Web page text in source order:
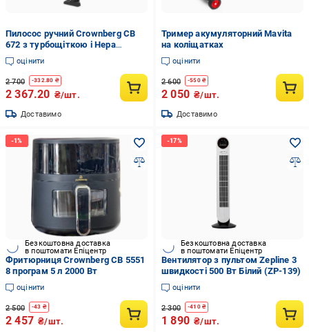
Пилосос ручний Crownberg СВ
672 з турбощіткою і Hepa
фільтром 2500 Вт
оцінити
2 700 -332.80 ₴
2 367.20 ₴/шт.
Доставимо
Тример акумуляторний Mavita
на коліщатках
оцінити
2 600 -550₴
2 050 ₴/шт.
Доставимо
Безкоштовна доставка
в поштомати Епіцентр
Фритюрниця Crownberg CB 5551
8 програм 5 л 2000 Вт
оцінити
2 500 -43 ₴
2 457 ₴/шт.
Безкоштовна доставка
в поштомати Епіцентр
Вентилятор з пультом Zepline 3
швидкості 500 Вт Білий (ZP-139)
оцінити
2 300 -410₴
1 890 ₴/шт.